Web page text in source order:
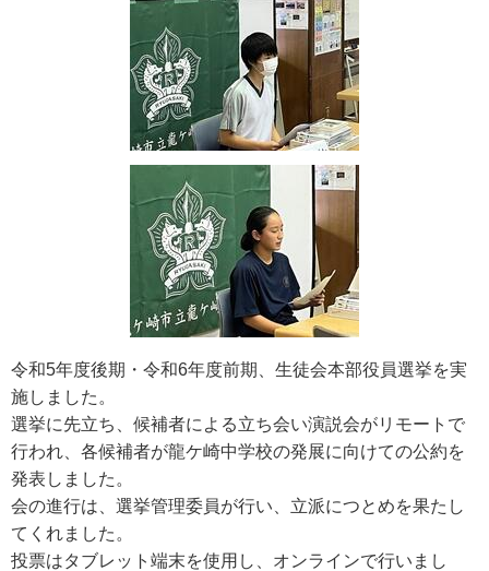
令和5年度後期・令和6年度前期、生徒会本部役員選挙を実
施しました。
選挙に先立ち、候補者による立ち会い演説会がリモートで
行われ、各候補者が龍ケ崎中学校の発展に向けての公約を
発表しました。
会の進行は、選挙管理委員が行い、立派につとめを果たし
てくれました。
投票はタブレット端末を使用し、オンラインで行いまし